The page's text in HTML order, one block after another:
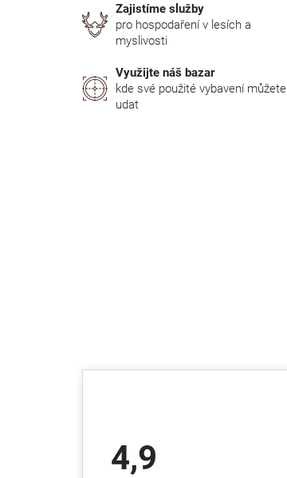
Zajistíme služby
pro hospodaření v lesích a
myslivosti
Využijte náš bazar
kde své použité vybavení můžete
udat
4,9